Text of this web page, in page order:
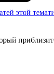
этой